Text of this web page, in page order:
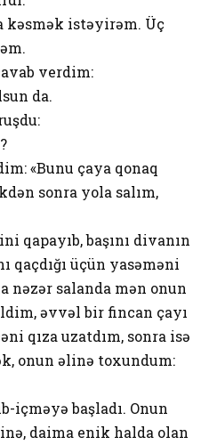
kəsmək istəyirəm. Üç
verdim:
da.
«Bunu çaya qonaq
sonra yola salım,
qapayıb, başını divanın
qaçdığı üçün yasəməni
nəzər salanda mən onun
əvvəl bir fincan çayı
qıza uzatdım, sonra isə
onun əlinə toxundum:
içməyə başladı. Onun
daima enik halda olan